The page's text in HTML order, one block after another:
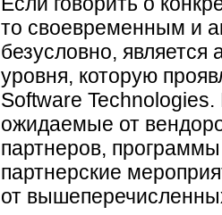
то своевременным и
безусловно, является
уровня, которую
Software
ожидаемые от
партнеров,
партнерские
от